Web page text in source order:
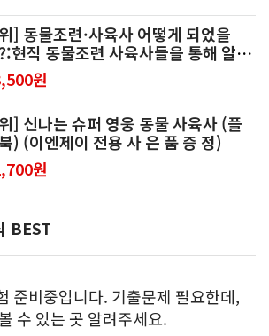
] 동물조련·사육사 어떻게 되었을
현직 동물조련 사육사들을 통해 알아
리얼 직업 이야기
원
] 신나는 슈퍼 영웅 동물 사육사 (플
) (이엔제이 전용 사 은 품 증 정)
원
BEST
준비중입니다. 기출문제 필요한데,
수 있는 곳 알려주세요.